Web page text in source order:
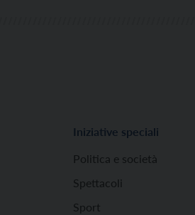
Iniziative speciali
Politica e società
Spettacoli
Sport